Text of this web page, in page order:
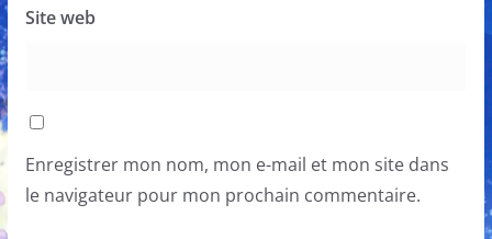
Site web
Enregistrer mon nom, mon e-mail et mon site dans
le navigateur pour mon prochain commentaire.